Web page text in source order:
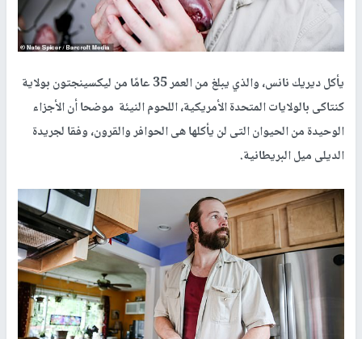
يأكل ديريك نانس، والذي يبلغ من العمر 35 عامًا من ليكسينجتون بولاية
كنتاكى بالولايات المتحدة الأمريكية، اللحوم النيئة موضحا أن الأجزاء
الوحيدة من الحيوان التى لن يأكلها هى الحوافر والقرون، وفقا لجريدة
الديلى ميل البريطانية.